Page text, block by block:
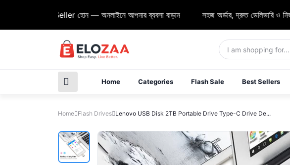
Seller হোন — অনলাইনে আপনার ব্যবসা বাড়ান সহজ অর্ডার, দ্রুত ডেলিভারি ও নির্ভরযোগ্য সাপোর্ট
Home Categories Flash Sale Best Sellers
Home Flash Drives Lenovo USB Disk 2TB Portable Drive Type-C Drive De...